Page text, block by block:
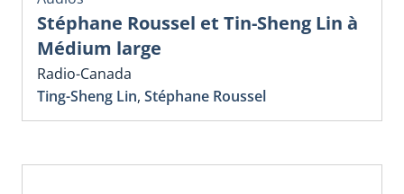
Stéphane Roussel et Tin-Sheng Lin à
Médium large
Radio-Canada
Ting-Sheng Lin, Stéphane Roussel